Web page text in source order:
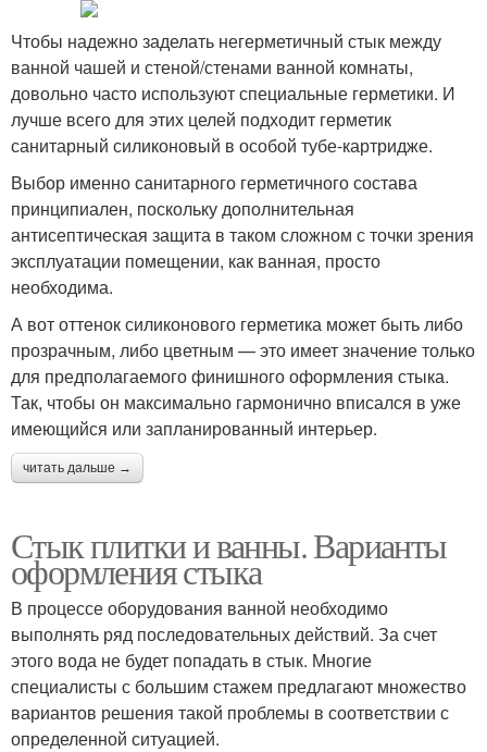
Чтобы надежно заделать негерметичный стык между
ванной чашей и стеной/стенами ванной комнаты,
довольно часто используют специальные герметики. И
лучше всего для этих целей подходит герметик
санитарный силиконовый в особой тубе-картридже.
Выбор именно санитарного герметичного состава
принципиален, поскольку дополнительная
антисептическая защита в таком сложном с точки зрения
эксплуатации помещении, как ванная, просто
необходима.
А вот оттенок силиконового герметика может быть либо
прозрачным, либо цветным — это имеет значение только
для предполагаемого финишного оформления стыка.
Так, чтобы он максимально гармонично вписался в уже
имеющийся или запланированный интерьер.
читать дальше →
Стык плитки и ванны. Варианты
оформления стыка
В процессе оборудования ванной необходимо
выполнять ряд последовательных действий. За счет
этого вода не будет попадать в стык. Многие
специалисты с большим стажем предлагают множество
вариантов решения такой проблемы в соответствии с
определенной ситуацией.